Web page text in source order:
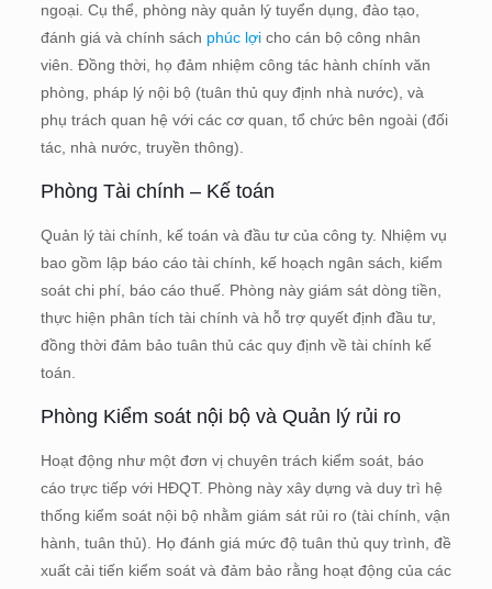
ngoại. Cụ thể, phòng này quản lý tuyển dụng, đào tạo,
đánh giá và chính sách phúc lợicho cán bộ công nhân
viên. Đồng thời, họ đảm nhiệm công tác hành chính văn
phòng, pháp lý nội bộ (tuân thủ quy định nhà nước), và
phụ trách quan hệ với các cơ quan, tổ chức bên ngoài (đối
tác, nhà nước, truyền thông).
Phòng Tài chính – Kế toán
Quản lý tài chính, kế toán và đầu tư của công ty. Nhiệm vụ
bao gồm lập báo cáo tài chính, kế hoạch ngân sách, kiểm
soát chi phí, báo cáo thuế. Phòng này giám sát dòng tiền,
thực hiện phân tích tài chính và hỗ trợ quyết định đầu tư,
đồng thời đảm bảo tuân thủ các quy định về tài chính kế
toán.
Phòng Kiểm soát nội bộ và Quản lý rủi ro
Hoạt động như một đơn vị chuyên trách kiểm soát, báo
cáo trực tiếp với HĐQT. Phòng này xây dựng và duy trì hệ
thống kiểm soát nội bộ nhằm giám sát rủi ro (tài chính, vận
hành, tuân thủ). Họ đánh giá mức độ tuân thủ quy trình, đề
xuất cải tiến kiểm soát và đảm bảo rằng hoạt động của các